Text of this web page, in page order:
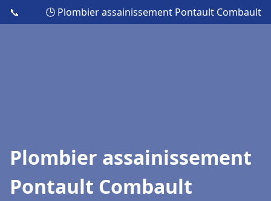
📞 🕒 Plombier assainissement Pontault Combault
Plombier assainissement
Pontault Combault